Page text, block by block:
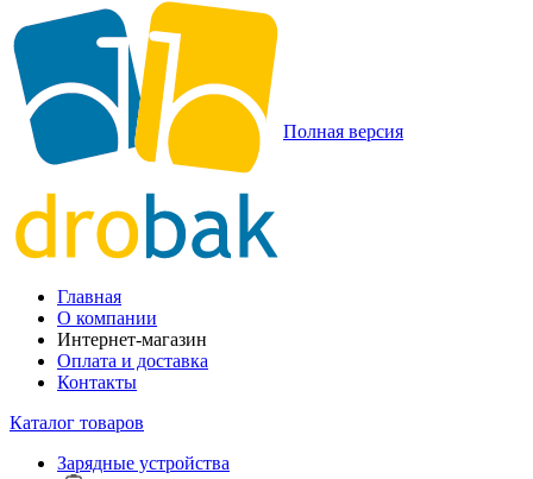
Полная версия
Главная
О компании
Интернет-магазин
Оплата и доставка
Контакты
Каталог товаров
Зарядные устройства